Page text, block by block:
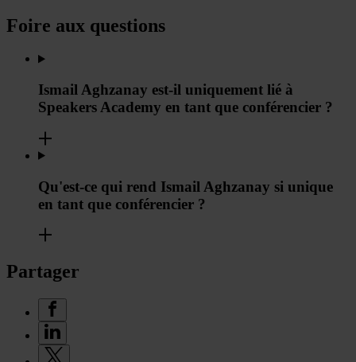
Foire aux questions
Ismail Aghzanay est-il uniquement lié à
Speakers Academy en tant que conférencier ?
Qu'est-ce qui rend Ismail Aghzanay si unique
en tant que conférencier ?
Partager